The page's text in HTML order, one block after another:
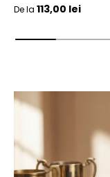
Pret initial
De la 113,00 lei